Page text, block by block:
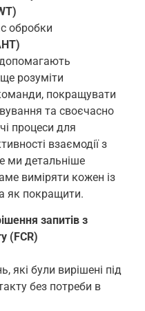
обробки
допомагають
розуміти
покращувати
та своєчасно
процеси для
взаємодії з
ми детальніше
виміряти кожен із
як покращити.
запитів з
(FCR)
які були вирішені під
без потреби в